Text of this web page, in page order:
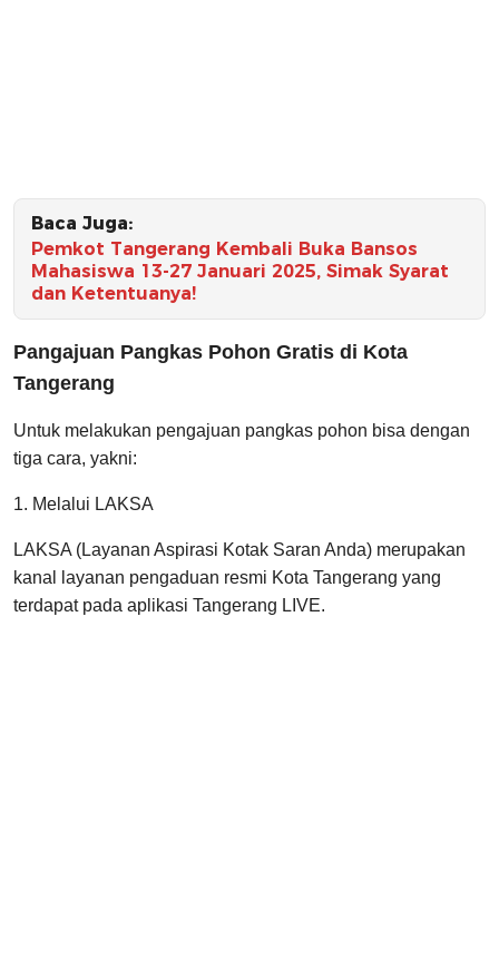
Baca Juga:
Pemkot Tangerang Kembali Buka Bansos
Mahasiswa 13-27 Januari 2025, Simak Syarat
dan Ketentuanya!
Pangajuan Pangkas Pohon Gratis di Kota
Tangerang
Untuk melakukan pengajuan pangkas pohon bisa dengan
tiga cara, yakni:
1. Melalui LAKSA
LAKSA (Layanan Aspirasi Kotak Saran Anda) merupakan
kanal layanan pengaduan resmi Kota Tangerang yang
terdapat pada aplikasi Tangerang LIVE.